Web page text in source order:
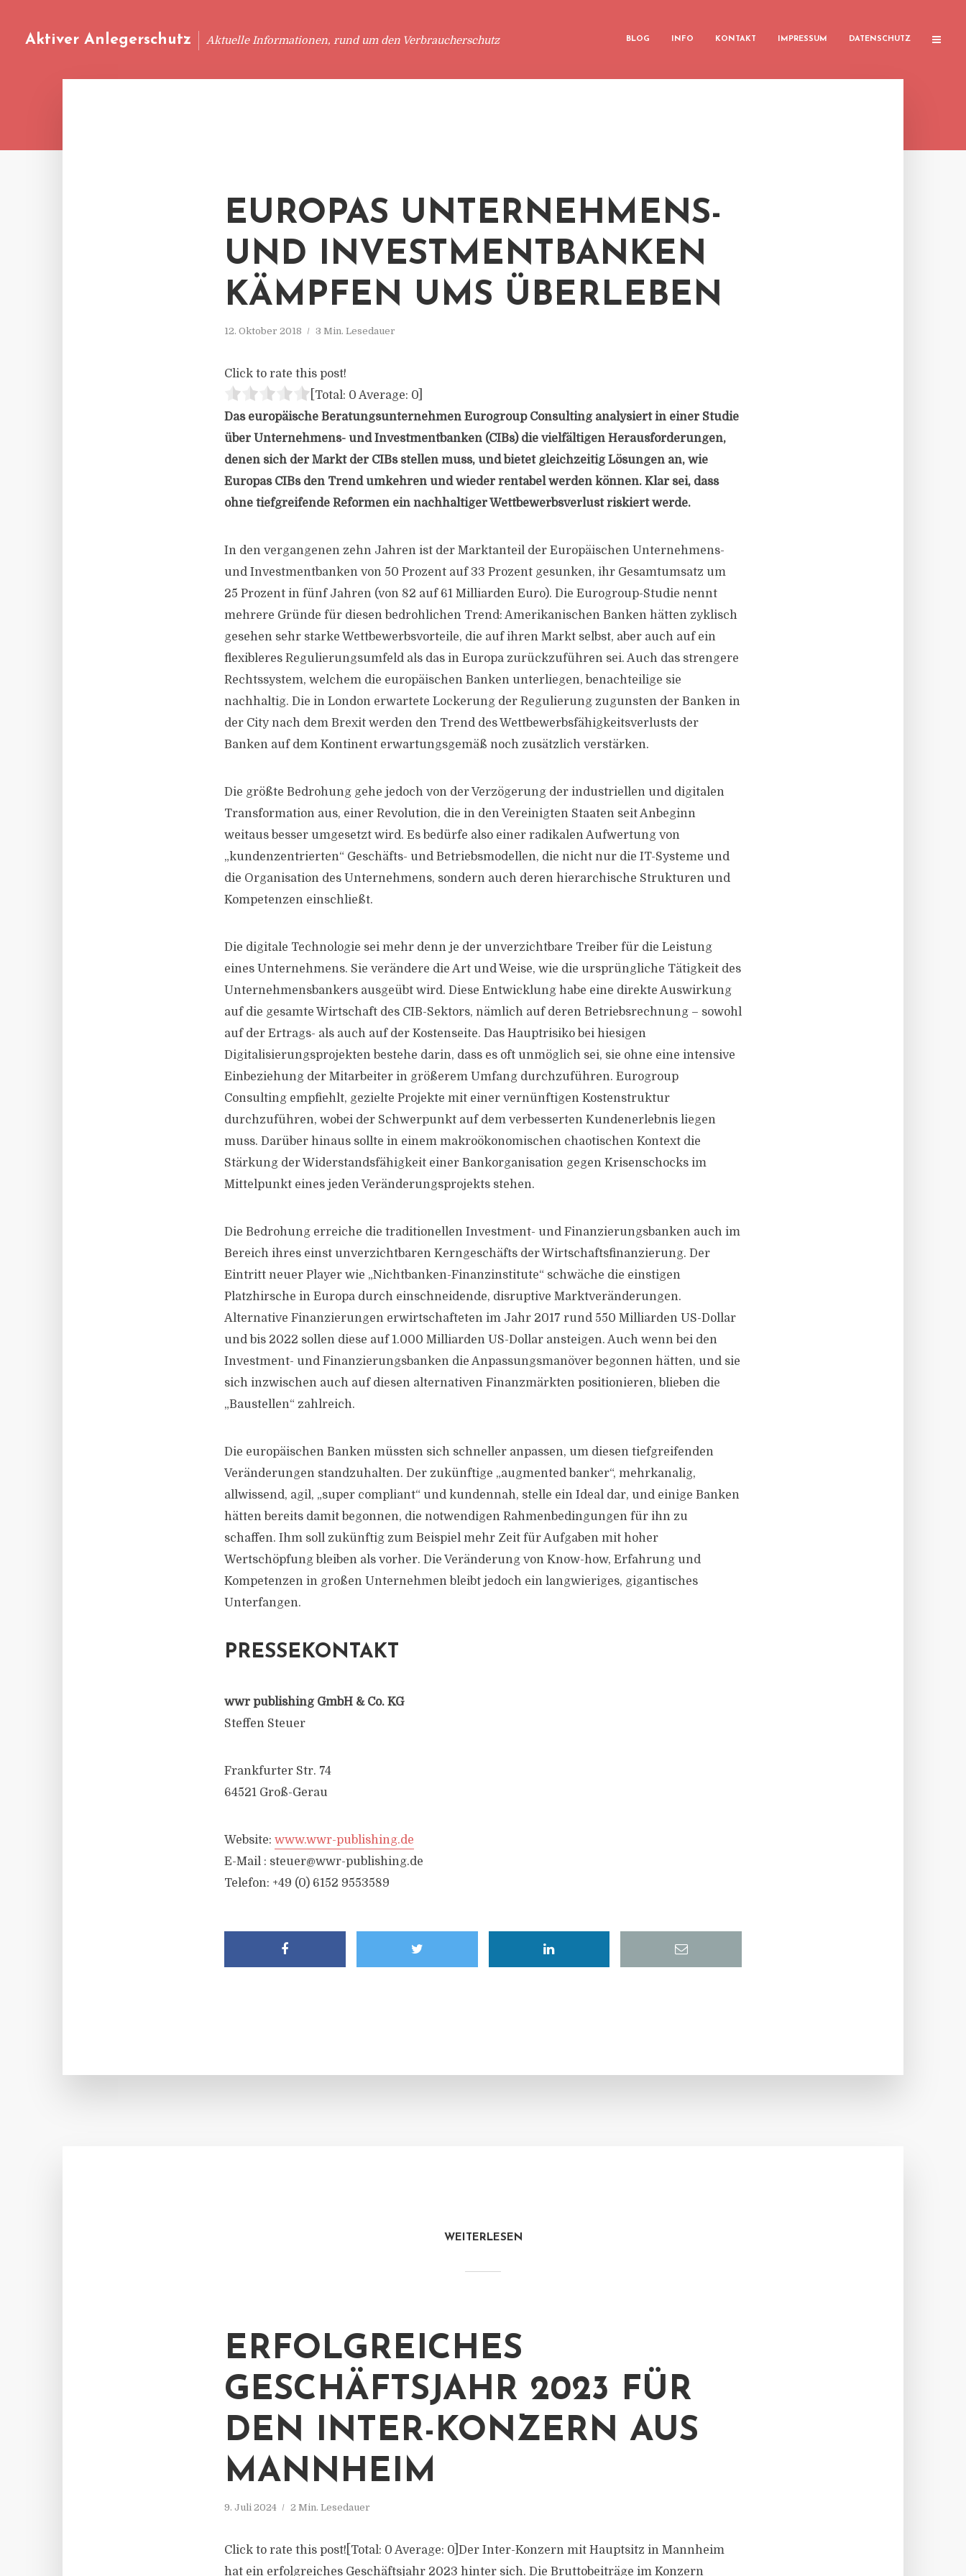
Aktiver Anlegerschutz Aktuelle Informationen, rund um den Verbraucherschutz BLOG INFO KONTAKT IMPRESSUM DATENSCHUTZ
EUROPAS UNTERNEHMENS-
UND INVESTMENTBANKEN
KÄMPFEN UMS ÜBERLEBEN
12. Oktober 2018 3 Min. Lesedauer
Click to rate this post!
[Total: 0 Average: 0
Das europäische Beratungsunternehmen Eurogroup Consulting analysiert in einer Studie
über Unternehmens- und Investmentbanken (CIBs) die vielfältigen Herausforderungen,
denen sich der Markt der CIBs stellen muss, und bietet gleichzeitig Lösungen an, wie
Europas CIBs den Trend umkehren und wieder rentabel werden können. Klar sei, dass
ohne tiefgreifende Reformen ein nachhaltiger Wettbewerbsverlust riskiert werde.
In den vergangenen zehn Jahren ist der Marktanteil der Europäischen Unternehmens-
und Investmentbanken von 50 Prozent auf 33 Prozent gesunken, ihr Gesamtumsatz um
25 Prozent in fünf Jahren (von 82 auf 61 Milliarden Euro). Die Eurogroup-Studie nennt
mehrere Gründe für diesen bedrohlichen Trend: Amerikanischen Banken hätten zyklisch
gesehen sehr starke Wettbewerbsvorteile, die auf ihren Markt selbst, aber auch auf ein
flexibleres Regulierungsumfeld als das in Europa zurückzuführen sei. Auch das strengere
Rechtssystem, welchem die europäischen Banken unterliegen, benachteilige sie
nachhaltig. Die in London erwartete Lockerung der Regulierung zugunsten der Banken in
der City nach dem Brexit werden den Trend des Wettbewerbsfähigkeitsverlusts der
Banken auf dem Kontinent erwartungsgemäß noch zusätzlich verstärken.
Die größte Bedrohung gehe jedoch von der Verzögerung der industriellen und digitalen
Transformation aus, einer Revolution, die in den Vereinigten Staaten seit Anbeginn
weitaus besser umgesetzt wird. Es bedürfe also einer radikalen Aufwertung von
„kundenzentrierten“ Geschäfts- und Betriebsmodellen, die nicht nur die IT-Systeme und
die Organisation des Unternehmens, sondern auch deren hierarchische Strukturen und
Kompetenzen einschließt.
Die digitale Technologie sei mehr denn je der unverzichtbare Treiber für die Leistung
eines Unternehmens. Sie verändere die Art und Weise, wie die ursprüngliche Tätigkeit des
Unternehmensbankers ausgeübt wird. Diese Entwicklung habe eine direkte Auswirkung
auf die gesamte Wirtschaft des CIB-Sektors, nämlich auf deren Betriebsrechnung – sowohl
auf der Ertrags- als auch auf der Kostenseite. Das Hauptrisiko bei hiesigen
Digitalisierungsprojekten bestehe darin, dass es oft unmöglich sei, sie ohne eine intensive
Einbeziehung der Mitarbeiter in größerem Umfang durchzuführen. Eurogroup
Consulting empfiehlt, gezielte Projekte mit einer vernünftigen Kostenstruktur
durchzuführen, wobei der Schwerpunkt auf dem verbesserten Kundenerlebnis liegen
muss. Darüber hinaus sollte in einem makroökonomischen chaotischen Kontext die
Stärkung der Widerstandsfähigkeit einer Bankorganisation gegen Krisenschocks im
Mittelpunkt eines jeden Veränderungsprojekts stehen.
Die Bedrohung erreiche die traditionellen Investment- und Finanzierungsbanken auch im
Bereich ihres einst unverzichtbaren Kerngeschäfts der Wirtschaftsfinanzierung. Der
Eintritt neuer Player wie „Nichtbanken-Finanzinstitute“ schwäche die einstigen
Platzhirsche in Europa durch einschneidende, disruptive Marktveränderungen.
Alternative Finanzierungen erwirtschafteten im Jahr 2017 rund 550 Milliarden US-Dollar
und bis 2022 sollen diese auf 1.000 Milliarden US-Dollar ansteigen. Auch wenn bei den
Investment- und Finanzierungsbanken die Anpassungsmanöver begonnen hätten, und sie
sich inzwischen auch auf diesen alternativen Finanzmärkten positionieren, blieben die
„Baustellen“ zahlreich.
Die europäischen Banken müssten sich schneller anpassen, um diesen tiefgreifenden
Veränderungen standzuhalten. Der zukünftige „augmented banker“, mehrkanalig,
allwissend, agil, „super compliant“ und kundennah, stelle ein Ideal dar, und einige Banken
hätten bereits damit begonnen, die notwendigen Rahmenbedingungen für ihn zu
schaffen. Ihm soll zukünftig zum Beispiel mehr Zeit für Aufgaben mit hoher
Wertschöpfung bleiben als vorher. Die Veränderung von Know-how, Erfahrung und
Kompetenzen in großen Unternehmen bleibt jedoch ein langwieriges, gigantisches
Unterfangen.
PRESSEKONTAKT
wwr publishing GmbH & Co. KG
Steffen Steuer
Frankfurter Str. 74
64521 Groß-Gerau
Website: www.wwr-publishing.de
E-Mail : steuer@wwr-publishing.de
Telefon: +49 (0) 6152 9553589
WEITERLESEN
ERFOLGREICHES
GESCHÄFTSJAHR 2023 FÜR
DEN INTER-KONZERN AUS
MANNHEIM
9. Juli 2024 2 Min. Lesedauer
Click to rate this post![Total: 0 Average: 0]Der Inter-Konzern mit Hauptsitz in Mannheim
hat ein erfolgreiches Geschäftsjahr 2023 hinter sich. Die Bruttobeiträge im Konzern